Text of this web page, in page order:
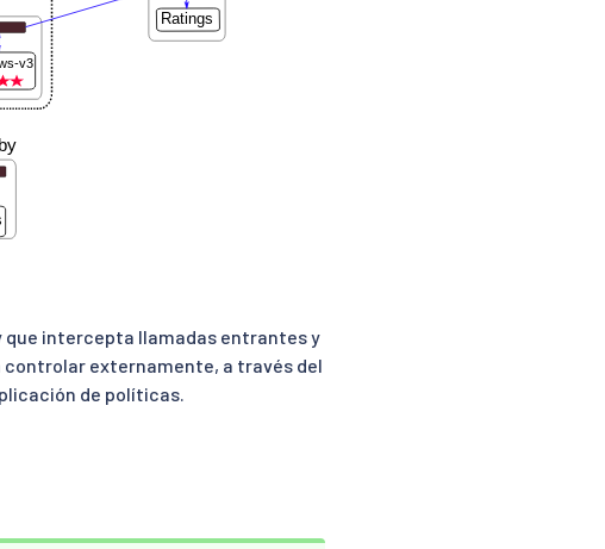
que intercepta llamadas entrantes y
controlar externamente, a través del
de políticas.